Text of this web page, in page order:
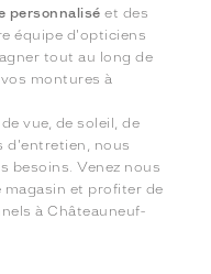
personnalisé et des
équipe d'opticiens
tout au long de
montures à
vue, de soleil, de
d'entretien, nous
besoins. Venez nous
et profiter de
à Châteauneuf-